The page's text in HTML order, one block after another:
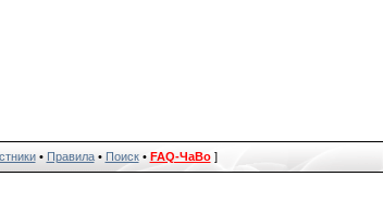
• Правила• Поиск• FAQ-ЧаВо]